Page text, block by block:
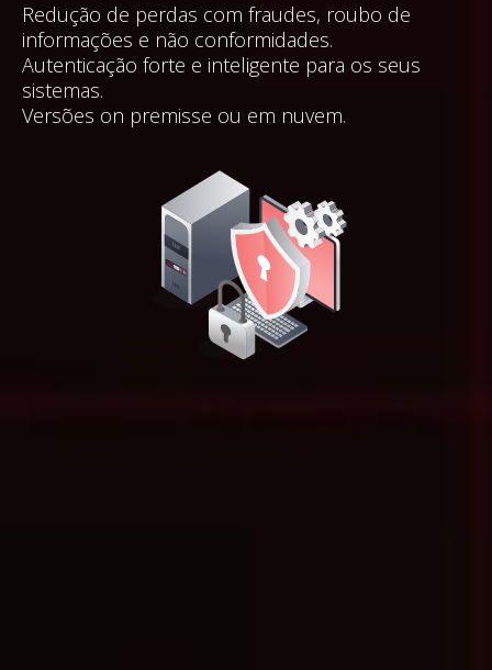
Redução de perdas com fraudes, roubo de
informações e não conformidades.
Autenticação forte e inteligente para os seus
sistemas.
Versões on premisse ou em nuvem.